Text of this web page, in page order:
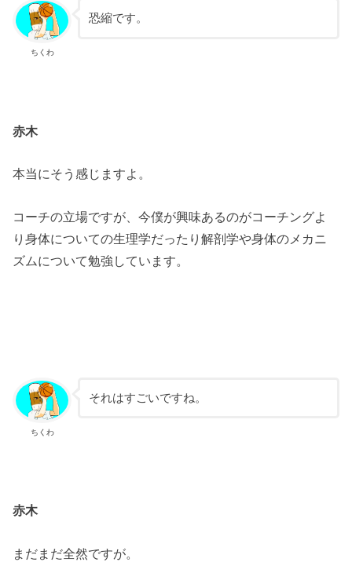
ちくわ
恐縮です。
赤木
本当にそう感じますよ。
コーチの立場ですが、今僕が興味あるのがコーチングよ
り身体についての生理学だったり解剖学や身体のメカニ
ズムについて勉強しています。
ちくわ
それはすごいですね。
赤木
まだまだ全然ですが。